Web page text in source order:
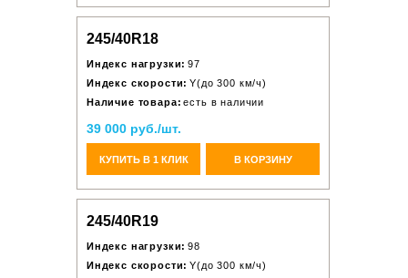
245/40R18
Индекс нагрузки: 97
Индекс скорости: Y(до 300 км/ч)
Наличие товара: есть в наличии
39 000 руб./шт.
КУПИТЬ В 1 КЛИК В КОРЗИНУ
245/40R19
Индекс нагрузки: 98
Индекс скорости: Y(до 300 км/ч)